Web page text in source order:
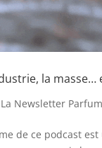
la masse…
La Newsletter
de ce podcast est